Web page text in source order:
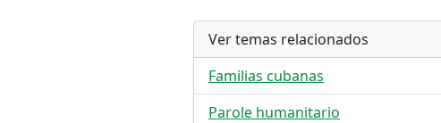
Ver temas relacionados
Familias cubanas
Parole humanitario